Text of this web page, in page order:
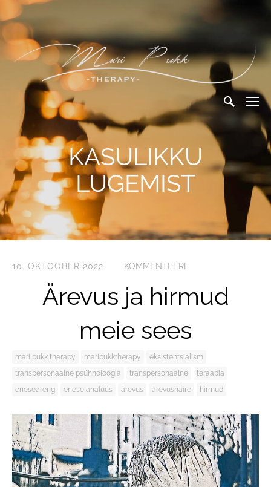
KASULIKKU
LUGEMIST
10. OKTOOBER 2022 KOMMENTEERI
Ärevus ja hirmud
meie sees
mari pukk therapy maripukktherapy
eksistentsialism
transpersonaalne psühholoogia
transpersonaalne
teraapia
eneseareng
enese analüüs ärevus ärevushäire hirmud